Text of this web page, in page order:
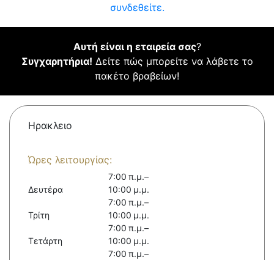
συνδεθείτε.
Αυτή είναι η εταιρεία σας?
Συγχαρητήρια! Δείτε πώς μπορείτε να λάβετε το
πακέτο βραβείων!
Ηρακλειο
Ώρες λειτουργίας:
Δευτέρα
7:00 π.μ.–
10:00 μ.μ.
Τρίτη
7:00 π.μ.–
10:00 μ.μ.
Τετάρτη
7:00 π.μ.–
10:00 μ.μ.
7:00 π.μ.–